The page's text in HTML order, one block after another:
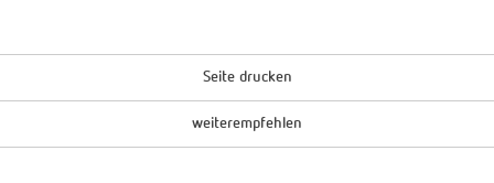
Seite drucken
weiterempfehlen